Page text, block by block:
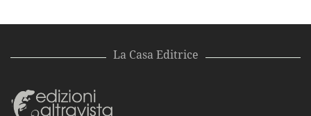
La Casa Editrice